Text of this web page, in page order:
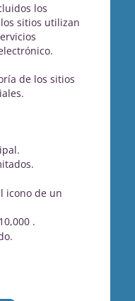
los
sitios utilizan
de los sitios
icono de un
.